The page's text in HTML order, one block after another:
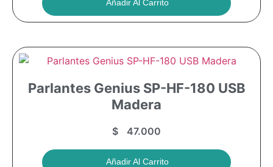
Añadir Al Carrito
Parlantes Genius SP-HF-180 USB
Madera
$ 47.000
Añadir Al Carrito